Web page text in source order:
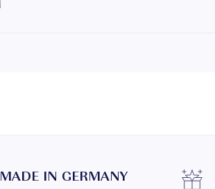
MADE IN GERMANY